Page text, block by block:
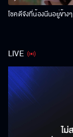
โชคดีจังที่น้องนีนอยู่ข้างๆ
LIVE